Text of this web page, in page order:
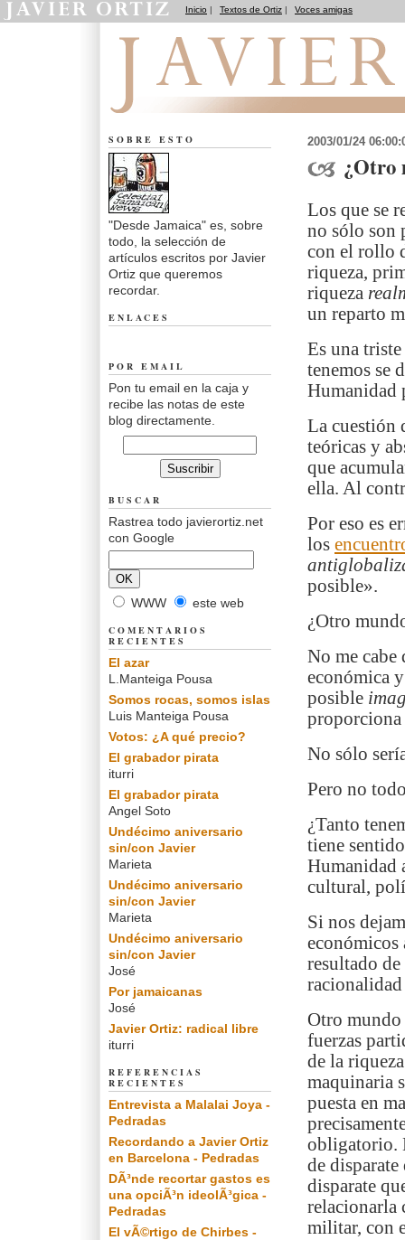
Inicio | Textos de Ortiz | Voces amigas
2003/01/24
¿Otro
Los que se
no sólo son
con el rollo
riqueza,
riqueza
un reparto
Es una
tenemos se
Humanidad
La cuestión
teóricas y
que
ella. Al
Por eso es
los
posible».
¿Otro
No me
económica
posible
proporciona
No sólo
Pero no
¿Tanto
tiene
Humanidad
cultural,
Si nos
económicos
resultado
Otro mundo
fuerzas
de la
maquinaria
puesta en
obligatorio.
de
disparate
relacionarla
militar, con
SOBRE ESTO
"Desde Jamaica" es, sobre
todo, la selección de
artículos escritos por Javier
Ortiz que queremos
recordar.
ENLACES
POR EMAIL
Pon tu email en la caja y
recibe las notas de este
blog directamente.
BUSCAR
Rastrea todo javierortiz.net
con Google
WWW este web
COMENTARIOS
RECIENTES
El azar
L.Manteiga Pousa
Somos rocas, somos islas
Luis Manteiga Pousa
Votos: ¿A qué precio?
El grabador pirata
iturri
El grabador pirata
Angel Soto
Undécimo aniversario
sin/con Javier
Marieta
Undécimo aniversario
sin/con Javier
Marieta
Undécimo aniversario
sin/con Javier
José
Por jamaicanas
José
Javier Ortiz: radical libre
iturri
REFERENCIAS
RECIENTES
Entrevista a Malalai Joya -
Pedradas
Recordando a Javier Ortiz
en Barcelona - Pedradas
DÃ³nde recortar gastos es
una opciÃ³n ideolÃ³gica -
Pedradas
El vÃ©rtigo de Chirbes -